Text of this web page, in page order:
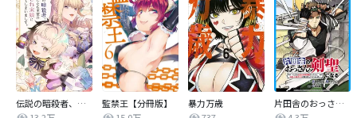
伝説の暗殺者、転生したら王家の愛され末娘になってしまいまして。【タテヨミ】
監禁王【分冊版】
暴力万歳
片田舎のおっさん、剣聖になる～ただの田舎の剣術師範だったのに、大成した弟子たちが俺を放ってくれない件～(話売り)